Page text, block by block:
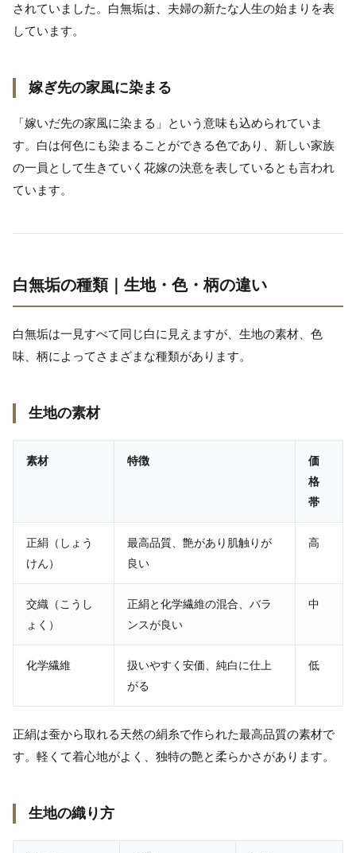
されていました。白無垢は、夫婦の新たな人生の始まりを表
しています。
嫁ぎ先の家風に染まる
「嫁いだ先の家風に染まる」という意味も込められていま
す。白は何色にも染まることができる色であり、新しい家族
の一員として生きていく花嫁の決意を表しているとも言われ
ています。
白無垢の種類｜生地・色・柄の違い
白無垢は一見すべて同じ白に見えますが、生地の素材、色
味、柄によってさまざまな種類があります。
生地の素材
素材 特徴
価
格
帯
正絹（しょう
けん）
最高品質、艶があり肌触りが
良い
高
交織（こうし
ょく）
正絹と化学繊維の混合、バラ
ンスが良い
中
化学繊維
扱いやすく安価、純白に仕上
がる
低
正絹は蚕から取れる天然の絹糸で作られた最高品質の素材で
す。軽くて着心地がよく、独特の艶と柔らかさがあります。
生地の織り方